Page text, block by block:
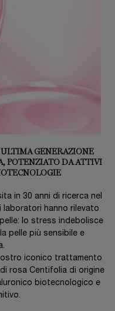
GENERAZIONE
POTENZIATO DA ATTIVI
in 30 anni di ricerca nel
laboratori hanno rilevato
lo stress indebolisce
pelle più sensibile e
iconico trattamento
rosa Centifolia di origine
biotecnologico e